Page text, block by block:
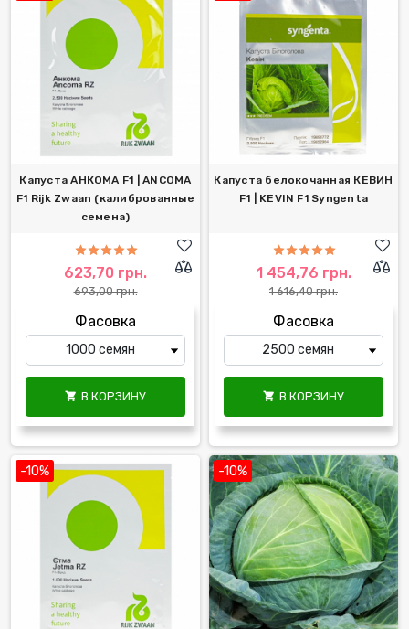
Капуста АНКОМА F1 | ANCOMA
F1 Rijk Zwaan (калиброванные
семена)
623,70 грн.
693,00 грн.
Фасовка
 В КОРЗИНУ
Капуста белокочанная КЕВИН
F1 | KEVIN F1 Syngenta
1 454,76 грн.
1 616,40 грн.
Фасовка
 В КОРЗИНУ
-10% -10%